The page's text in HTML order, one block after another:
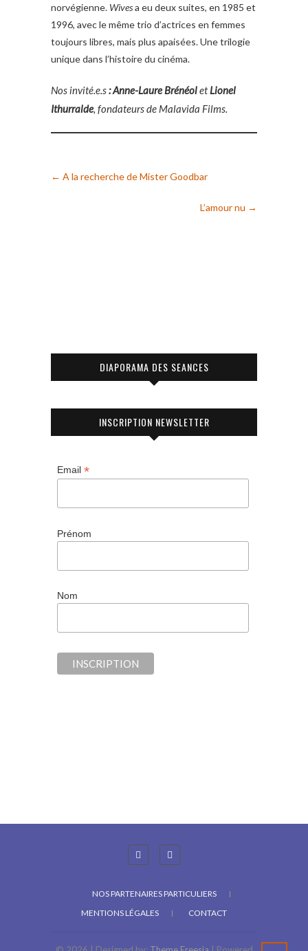
norvégienne. Wivesa eu deux suites, en 1985 et
1996, avec le même trio d’actrices en femmes
toujours libres, mais plus apaisées. Une trilogie
unique dans l’histoire du cinéma.
Nos invité.e.s: Anne-Laure BrénéoletLionel
Ithurralde, fondateurs de Malavida Films.
← A la recherche de Mister Goodbar
L’amour nu →
DIAPORAMA DES SEANCES
INSCRIPTION NEWSLETTER
Email *
Prénom
Nom
NOS PARTENAIRES PARTICULIERS
MENTIONS LÉGALES
CONTACT